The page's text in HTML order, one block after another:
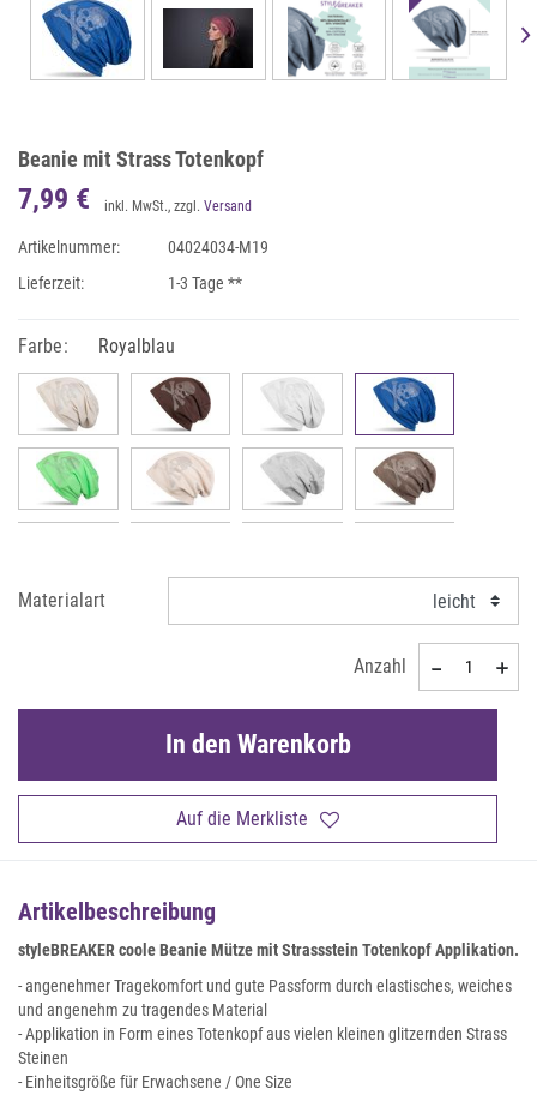
Beanie mit Strass Totenkopf
7,99 € inkl. MwSt., zzgl. Versand
Artikelnummer:
04024034-M19
Lieferzeit:
1-3 Tage **
Farbe: Royalblau
Materialart
Anzahl
Auf die Merkliste
In den Warenkorb
Artikelbeschreibung
styleBREAKER coole Beanie Mütze mit Strassstein Totenkopf Applikation.
- angenehmer Tragekomfort und gute Passform durch elastisches, weiches
und angenehm zu tragendes Material
- Applikation in Form eines Totenkopf aus vielen kleinen glitzernden Strass
Steinen
- Einheitsgröße für Erwachsene / One Size